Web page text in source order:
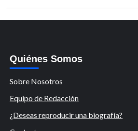
Quiénes Somos
Sobre Nosotros
Equipo de Redacción
¿Deseas reproducir una biografía?